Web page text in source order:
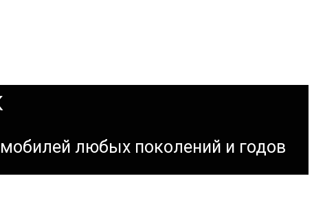
любых поколений и годов